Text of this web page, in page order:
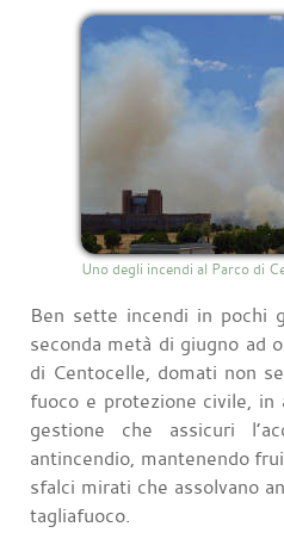
Uno degli incendi al Parco di
Ben sette incendi in pochi
seconda metà di giugno ad
di Centocelle, domati non
fuoco e protezione civile, in
gestione che assicuri
antincendio, mantenendo
sfalci mirati che assolvano
tagliafuoco.